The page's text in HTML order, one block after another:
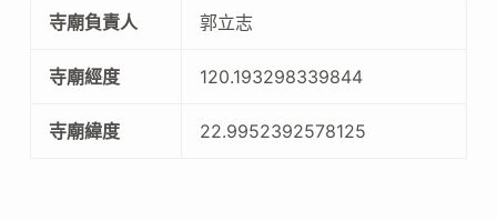
寺廟負責人 郭立志
寺廟經度 120.193298339844
寺廟緯度 22.9952392578125